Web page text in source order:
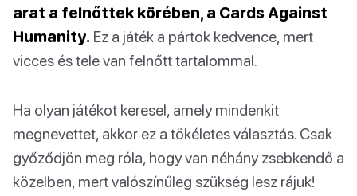
arat a felnőttek körében, a Cards Against
Humanity. Ez a játék a pártok kedvence, mert
vicces és tele van felnőtt tartalommal.
Ha olyan játékot keresel, amely mindenkit
megnevettet, akkor ez a tökéletes választás. Csak
győződjön meg róla, hogy van néhány zsebkendő a
közelben, mert valószínűleg szükség lesz rájuk!